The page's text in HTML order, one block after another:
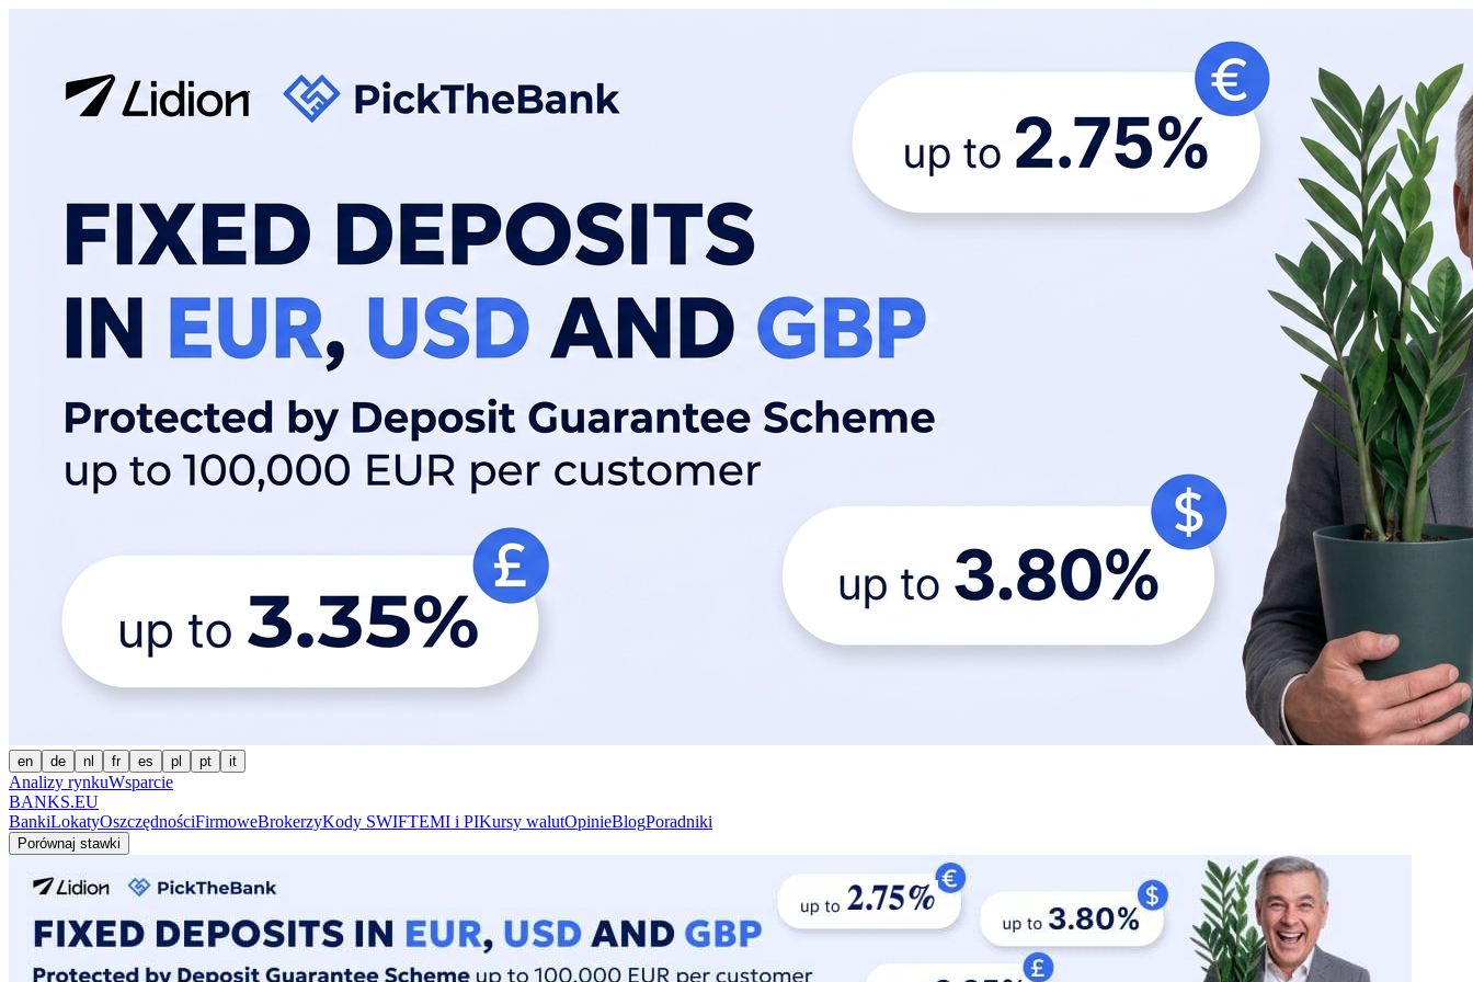
en de nl fr es pl pt it
Analizy rynkuWsparcie
BANKS.EU
BankiLokatyOszczędnościFirmoweBrokerzyKody SWIFTEMI i PIKursy walutOpinieBlogPoradniki
Porównaj stawki